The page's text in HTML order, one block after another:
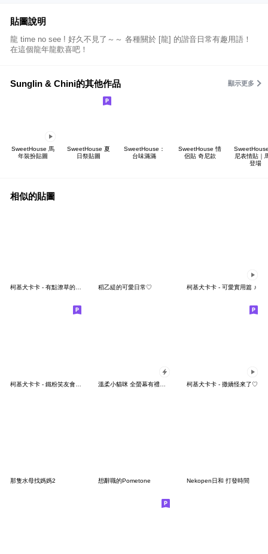
貼圖說明
龍 time no see ! 好久不見了～～ 各種關於 [龍] 的諧音日常有趣用語！
在這個龍年龍歡喜吧！
Sunglin & Chini的其他作品 顯示更多
SweetHouse 馬
年裝扮貼圖
SweetHouse 夏
日祭貼圖
SweetHouse：
台味滿滿
SweetHouse 情
侶貼 奇尼款
尼表情貼｜
登場
相似的貼圖
柯基犬卡卡 - 有點潦草的卡娜篇 稻乙緹的可愛日常♡ 柯基犬卡卡 - 可愛實用篇 ♪
柯基犬卡卡 - 撒嬌怪來了♡
那隻水母找媽媽2 想辭職的Pometone Nekopen日和 打發時間